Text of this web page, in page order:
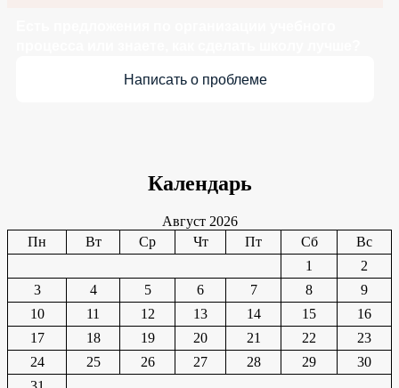
Написать о проблеме
Календарь
Август 2026
Пн
Вт Ср Чт Пт Сб
Вс
1
2
3
4 5 6 7 8
9
10
11 12 13 14 15
16
17
18 19 20 21 22
23
24
25 26 27 28 29
30